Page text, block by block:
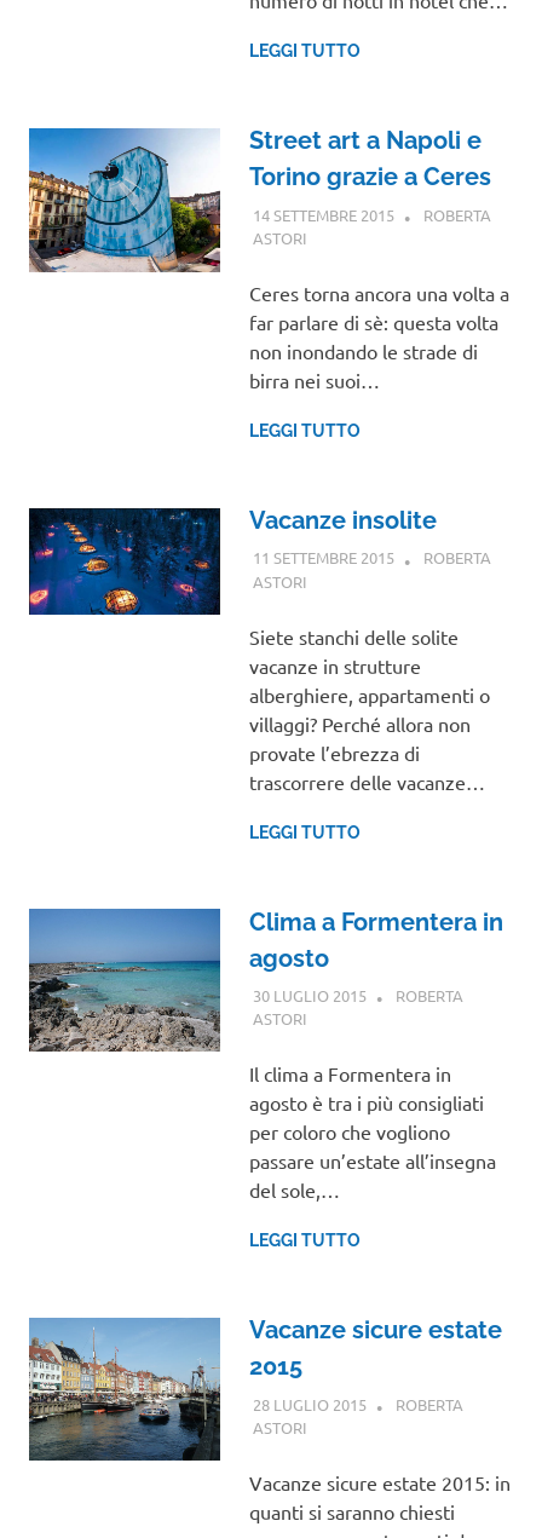
LEGGI TUTTO
Street art a Napoli e
Torino grazie a Ceres
14 SETTEMBRE 2015
ROBERTA
ASTORI
Ceres torna ancora una volta a
far parlare di sè: questa volta
non inondando le strade di
birra nei suoi…
LEGGI TUTTO
Vacanze insolite
11 SETTEMBRE 2015
ROBERTA
ASTORI
Siete stanchi delle solite
vacanze in strutture
alberghiere, appartamenti o
villaggi? Perché allora non
provate l’ebrezza di
trascorrere delle vacanze…
LEGGI TUTTO
Clima a Formentera in
agosto
30 LUGLIO 2015
ROBERTA
ASTORI
Il clima a Formentera in
agosto è tra i più consigliati
per coloro che vogliono
passare un’estate all’insegna
del sole,…
LEGGI TUTTO
Vacanze sicure estate
2015
28 LUGLIO 2015
ROBERTA
ASTORI
Vacanze sicure estate 2015: in
quanti si saranno chiesti